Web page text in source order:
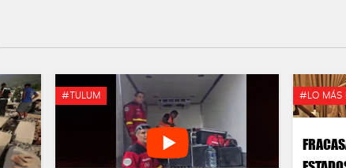
#TULUM #LO MÁS